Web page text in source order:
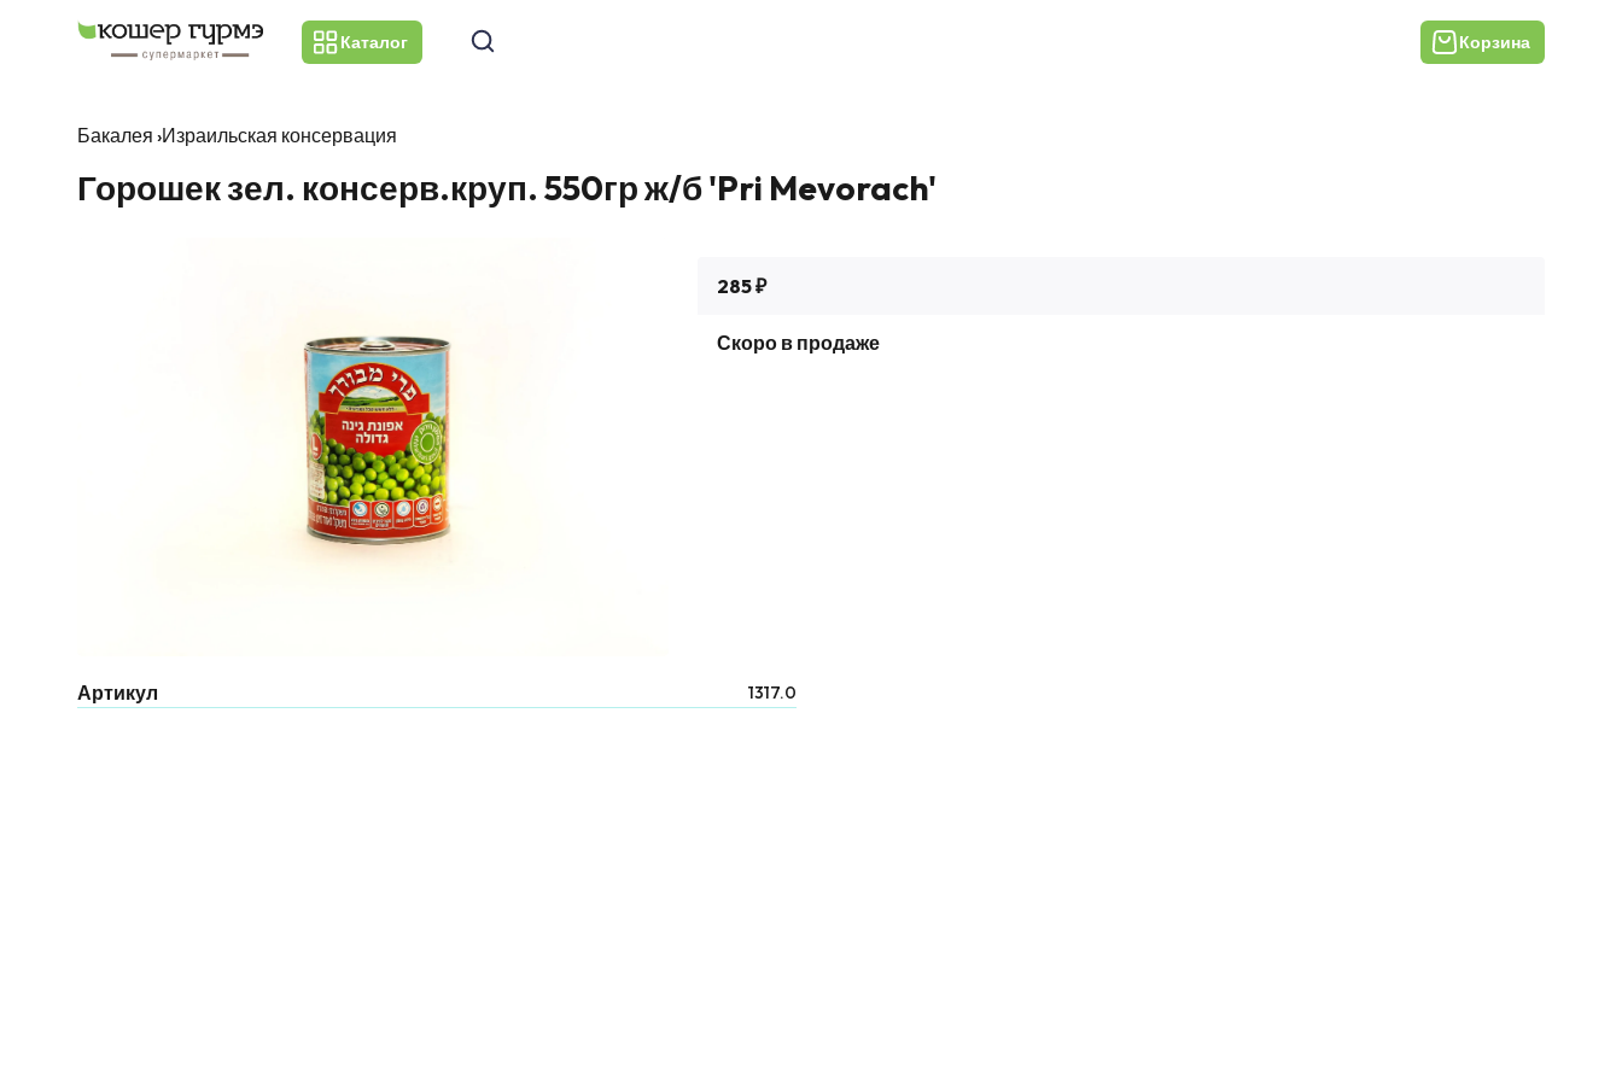
Каталог Корзина
Бакалея ›Израильская консервация
Горошек зел. консерв.круп. 550гр ж/б 'Pri Mevorach'
285 ₽
Скоро в продаже
Артикул 1317.0